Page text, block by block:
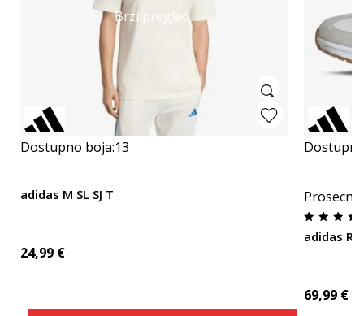
Brzi pregled
Dostupno boja:13
adidas M SL SJ T
24,99 €
adidas
69,99 €